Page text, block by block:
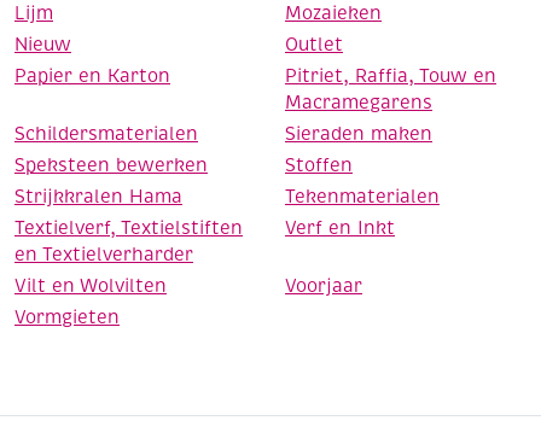
Lijm
Mozaieken
Nieuw
Outlet
Papier en Karton
Pitriet, Raffia, Touw en
Macramegarens
Schildersmaterialen
Sieraden maken
Speksteen bewerken
Stoffen
Strijkkralen Hama
Tekenmaterialen
Textielverf, Textielstiften
en Textielverharder
Verf en Inkt
Vilt en Wolvilten
Voorjaar
Vormgieten